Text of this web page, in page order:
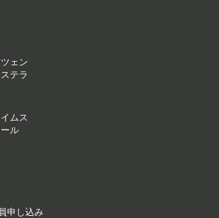
ェン
テラ
ムス
ル
申し込み